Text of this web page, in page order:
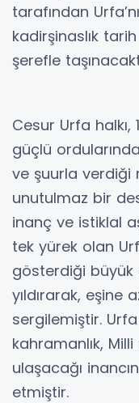
tarafından
kadirşinaslık
şerefle
Cesur Urfa
güçlü
ve şuurla verdiği
unutulmaz bir
inanç ve istiklal
tek yürek olan
gösterdiği büyük
yıldırarak, eşine
sergilemiştir.
kahramanlık,
ulaşacağı
etmiştir.